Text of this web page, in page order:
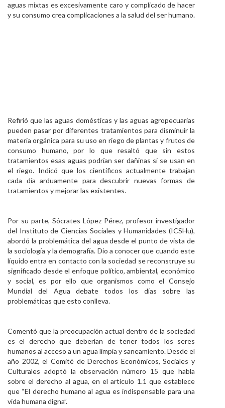
aguas mixtas es excesivamente caro y complicado de hacer
y su consumo crea complicaciones a la salud del ser humano.
Refirió que las aguas domésticas y las aguas agropecuarias
pueden pasar por diferentes tratamientos para disminuir la
materia orgánica para su uso en riego de plantas y frutos de
consumo humano, por lo que resaltó que sin estos
tratamientos esas aguas podrían ser dañinas si se usan en
el riego. Indicó que los científicos actualmente trabajan
cada día arduamente para descubrir nuevas formas de
tratamientos y mejorar las existentes.
Por su parte, Sócrates López Pérez, profesor investigador
del Instituto de Ciencias Sociales y Humanidades (ICSHu),
abordó la problemática del agua desde el punto de vista de
la sociología y la demografía. Dio a conocer que cuando este
líquido entra en contacto con la sociedad se reconstruye su
significado desde el enfoque político, ambiental, económico
y social, es por ello que organismos como el Consejo
Mundial del Agua debate todos los días sobre las
problemáticas que esto conlleva.
Comentó que la preocupación actual dentro de la sociedad
es el derecho que deberían de tener todos los seres
humanos al acceso a un agua limpia y saneamiento. Desde el
año 2002, el Comité de Derechos Económicos, Sociales y
Culturales adoptó la observación número 15 que habla
sobre el derecho al agua, en el artículo 1.1 que establece
que “El derecho humano al agua es indispensable para una
vida humana digna”.